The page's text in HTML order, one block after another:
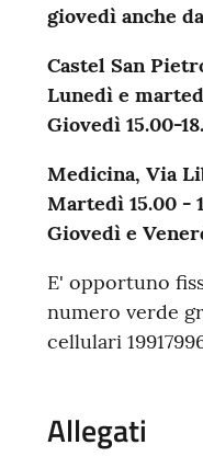
giovedì anche
Castel San
Lunedì e
Giovedì 15.00-
Medicina, Via
Martedì 15.00 -
Giovedì e
E' opportuno
numero verde
cellulari
Allegati